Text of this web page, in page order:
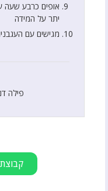
אופים כרבע שעה
יתר על המידה
מגישים עם
פילה